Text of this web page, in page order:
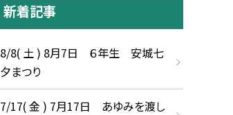
新着記事
8/8( 土 ) 8月7日 ６年生 安城七
夕まつり
7/17( 金 ) 7月17日 あゆみを渡し